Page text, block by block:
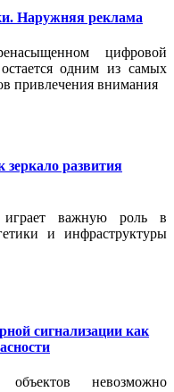
Наружняя реклама
цифровой
одним из самых
привлечения внимания
зеркало развития
играет важную роль в
и инфраструктуры
сигнализации как
объектов невозможно